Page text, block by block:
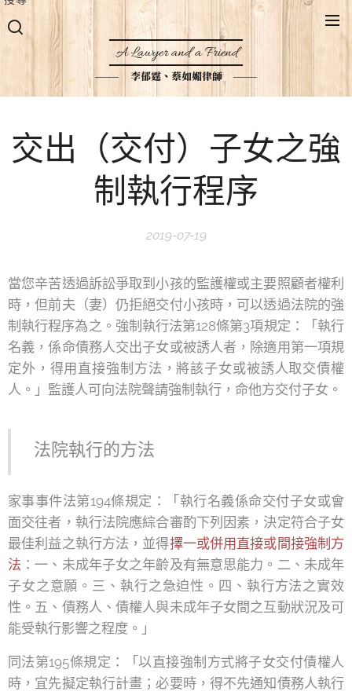
A Lawyer and a Friend
李郁霆、蔡如媚律師
交出（交付）子女之強
制執行程序
2019-07-19
當您辛苦透過訴訟爭取到小孩的監護權或主要照顧者權利
時，但前夫（妻）仍拒絕交付小孩時，可以透過法院的強
制執行程序為之。強制執行法第128條第3項規定：「執行
名義，係命債務人交出子女或被誘人者，除適用第一項規
定外，得用直接強制方法，將該子女或被誘人取交債權
人。」監護人可向法院聲請強制執行，命他方交付子女。
法院執行的方法
家事事件法第194條規定：「執行名義係命交付子女或會
面交往者，執行法院應綜合審酌下列因素，決定符合子女
最佳利益之執行方法，並得擇一或併用直接或間接強制方
法 ：一、未成年子女之年齡及有無意思能力。二、未成年
子女之意願。三、執行之急迫性。四、執行方法之實效
性。五、債務人、債權人與未成年子女間之互動狀況及可
能受執行影響之程度。」
同法第195條規定：「以直接強制方式將子女交付債權人
時，宜先擬定執行計畫；必要時，得不先通知債務人執行